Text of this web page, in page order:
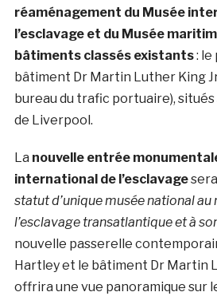
réaménagement du Musée
l’esclavage et du Musée
bâtiments classés existants: le
bâtiment Dr Martin Luther King
bureau du trafic portuaire),
de Liverpool.
La nouvelle entrée
international de l’esclavagesera
statut d’unique musée national au
l’esclavage transatlantique et à
nouvelle passerelle
Hartley et le bâtiment Dr Martin
offrira une vue panoramique sur